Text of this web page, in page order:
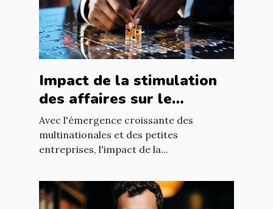
Impact de la stimulation
des affaires sur le
développement
économique mondial
Avec l'émergence croissante des
multinationales et des petites
entreprises, l'impact de la...